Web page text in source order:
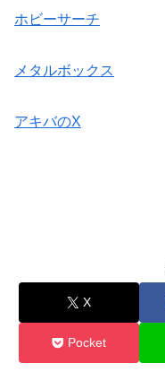
ホビーサーチ
メタルボックス
アキバのX
X
Pocket